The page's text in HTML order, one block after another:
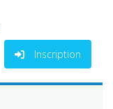
Inscription